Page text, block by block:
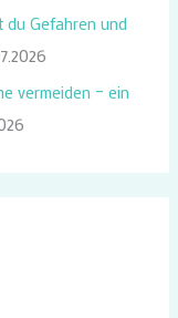
du Gefahren und
vermeiden – ein